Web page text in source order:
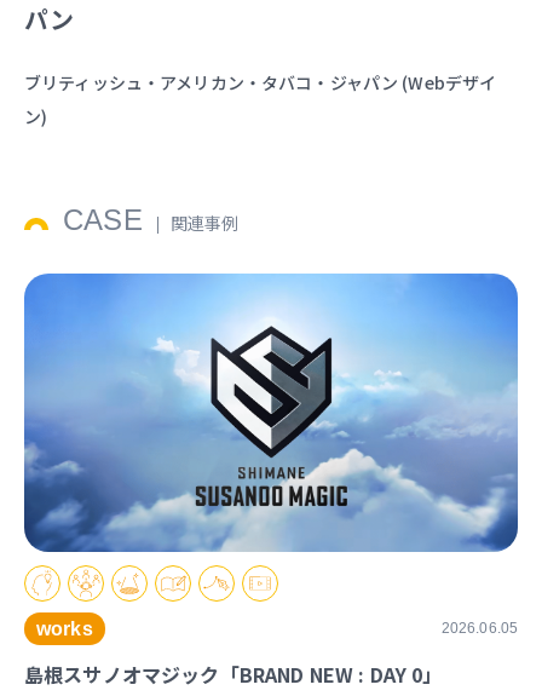
パン
ブリティッシュ・アメリカン・タバコ・ジャパン (Webデザイ
ン)
CASE 関連事例
works 2026.06.05
島根スサノオマジック「BRAND NEW : DAY 0」